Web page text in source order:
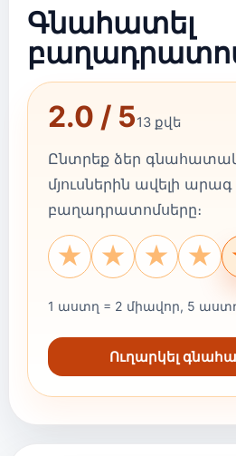
Գնահատել
2.0 / 513 քվե
Ընտրեք ձեր
մյուսներին ավելի արագ
բաղադրատոմսերը։
★
★
★
★
1 աստղ = 2 միավոր, 5
Ուղարկել